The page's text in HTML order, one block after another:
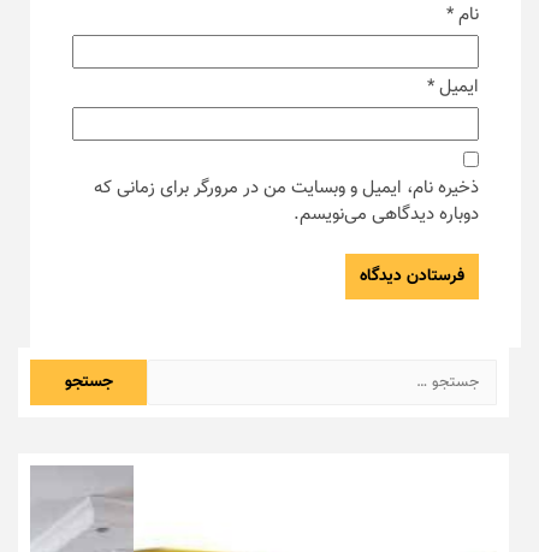
نام*
ایمیل*
ذخیره نام، ایمیل و وبسایت من در مرورگر برای زمانی که
دوباره دیدگاهی می‌نویسم.
جستجو
برای: